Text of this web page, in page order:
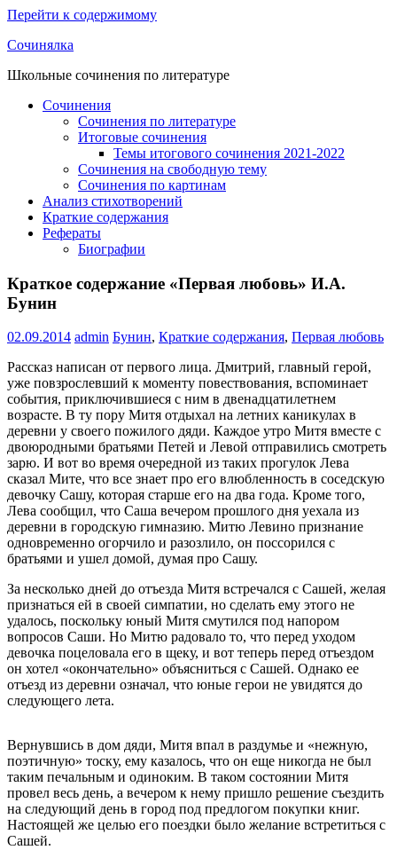
Перейти к содержимому
Сочинялка
Школьные сочинения по литературе
Сочинения
Сочинения по литературе
Итоговые сочинения
Темы итогового сочинения 2021-2022
Сочинения на свободную тему
Сочинения по картинам
Анализ стихотворений
Краткие содержания
Рефераты
Биографии
Краткое содержание «Первая любовь» И.А.
Бунин
02.09.2014 admin Бунин, Краткие содержания, Первая любовь
Рассказ написан от первого лица. Дмитрий, главный герой,
уже повзрослевший к моменту повествования, вспоминает
события, приключившиеся с ним в двенадцатилетнем
возрасте. В ту пору Митя отдыхал на летних каникулах в
деревни у своего пожилого дяди. Каждое утро Митя вместе с
двоюродными братьями Петей и Левой отправились смотреть
зарю. И вот во время очередной из таких прогулок Лева
сказал Мите, что все знает про его влюбленность в соседскую
девочку Сашу, которая старше его на два года. Кроме того,
Лева сообщил, что Саша вечером прошлого дня уехала из
деревни в городскую гимназию. Митю Левино признание
одновременно огорчило и разозлило, он поссорился с
братьями и ушел домой, думая про Сашу.
За несколько дней до отъезда Митя встречался с Сашей, желая
признаться ей в своей симпатии, но сделать ему этого не
удалось, поскольку юный Митя смутился под напором
вопросов Саши. Но Митю радовало то, что перед уходом
девочка поцеловала его в щеку, и вот теперь перед отъездом
он хотел «окончательно» объясниться с Сашей. Однако ее
отъезд из деревни означал, что юные герои не увидятся до
следующего лета.
Вернувшись в дом дяди, Митя впал в раздумье и «нежную,
поэтичную» тоску, ему казалось, что он еще никогда не был
таким печальным и одиноким. В таком состоянии Митя
провел весь день, а вечером к нему пришло решение съездить
на следующий день в город под предлогом покупки книг.
Настоящей же целью его поездки было желание встретиться с
Сашей.